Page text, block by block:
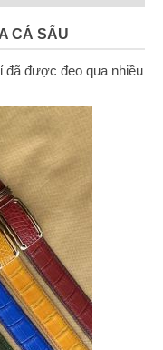
CÁ SẤU
đã được đeo qua nhiều